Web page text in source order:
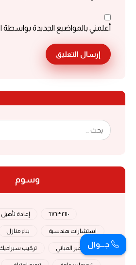
أعلمني بالمواضيع الجديدة بواسطة
إرسال التعليق
وسوم
٦٧٦٣٢١١٠ إعادة تأهيل
استشارات هندسية بناء منازل
تدمير المباني تركيب جـــوال